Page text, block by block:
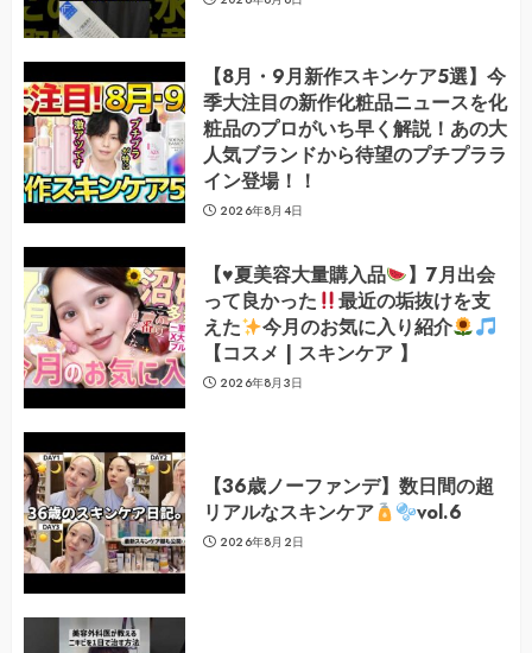
【8月・9月新作スキンケア5選】今
季大注目の新作化粧品ニュースを化
粧品のプロがいち早く解説！あの大
人気ブランドから待望のプチプララ
イン登場！！
2026年8月4日
【♥️夏美容大量購入品
】7月出会
って良かった
最近の垢抜けを支
えた
今月のお気に入り紹介
【コスメ | スキンケア 】
2026年8月3日
【36歳ノーファンデ】数日間の超
リアルなスキンケア
vol.6
2026年8月2日